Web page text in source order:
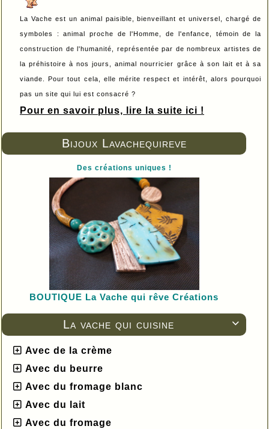
Bijoux Lavachequireve
Des créations uniques !
BOUTIQUE La Vache qui rêve Créations

La vache qui cuisine
Avec de la crème
Avec du beurre
Avec du fromage blanc
Avec du lait
Avec du fromage
La Vache est un animal paisible, bienveillant et universel, chargé de
symboles : animal proche de l'Homme, de l'enfance, témoin de la
construction de l'humanité, représentée par de nombreux artistes de
la préhistoire à nos jours, animal nourricier grâce à son lait et à sa
viande. Pour tout cela, elle mérite respect et intérêt, alors pourquoi
pas un site qui lui est consacré ?
Pour en savoir plus, lire la suite ici !